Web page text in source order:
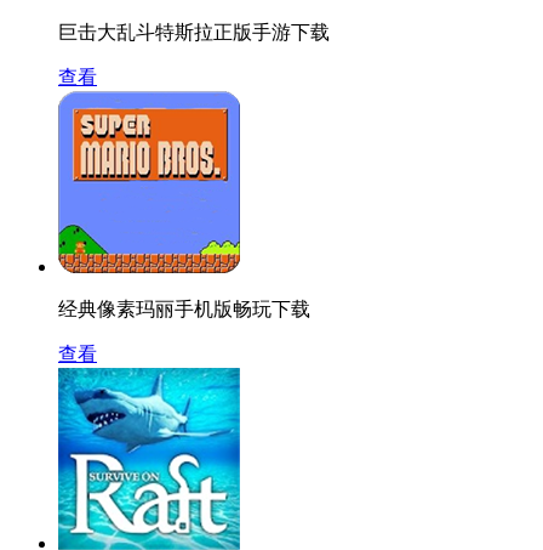
巨击大乱斗特斯拉正版手游下载
查看
经典像素玛丽手机版畅玩下载
查看